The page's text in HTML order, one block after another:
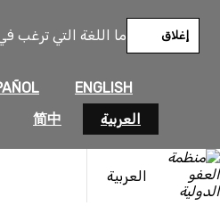
ما اللغة التي ترغب
ENGLISH
العربية
简中
إغلاق
العربية
المحتوى